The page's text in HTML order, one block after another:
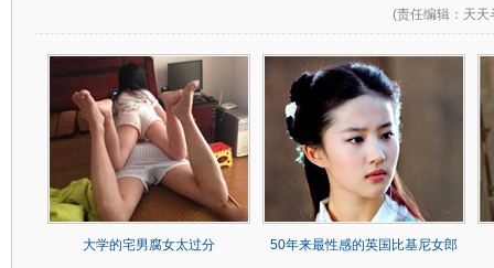
(责任编辑 ：天
大学的宅男腐女太过分 50年来最性感的英国比基尼女郎